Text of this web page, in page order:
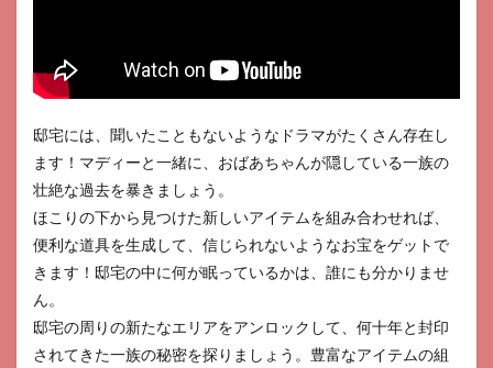
ップ
イテ
成＆
ゲッ
ト
3.2
だん
綺麗
って
いく
庭
邸宅には、聞いたこともないようなドラマがたくさん存在し
ます！マディーと一緒に、おばあちゃんが隠している一族の
壮絶な過去を暴きましょう。
ほこりの下から見つけた新しいアイテムを組み合わせれば、
便利な道具を生成して、信じられないようなお宝をゲットで
きます！邸宅の中に何が眠っているかは、誰にも分かりませ
ん。
邸宅の周りの新たなエリアをアンロックして、何十年と封印
されてきた一族の秘密を探りましょう。豊富なアイテムの組